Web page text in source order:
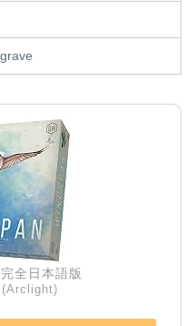
全日本語版
(Arclight)